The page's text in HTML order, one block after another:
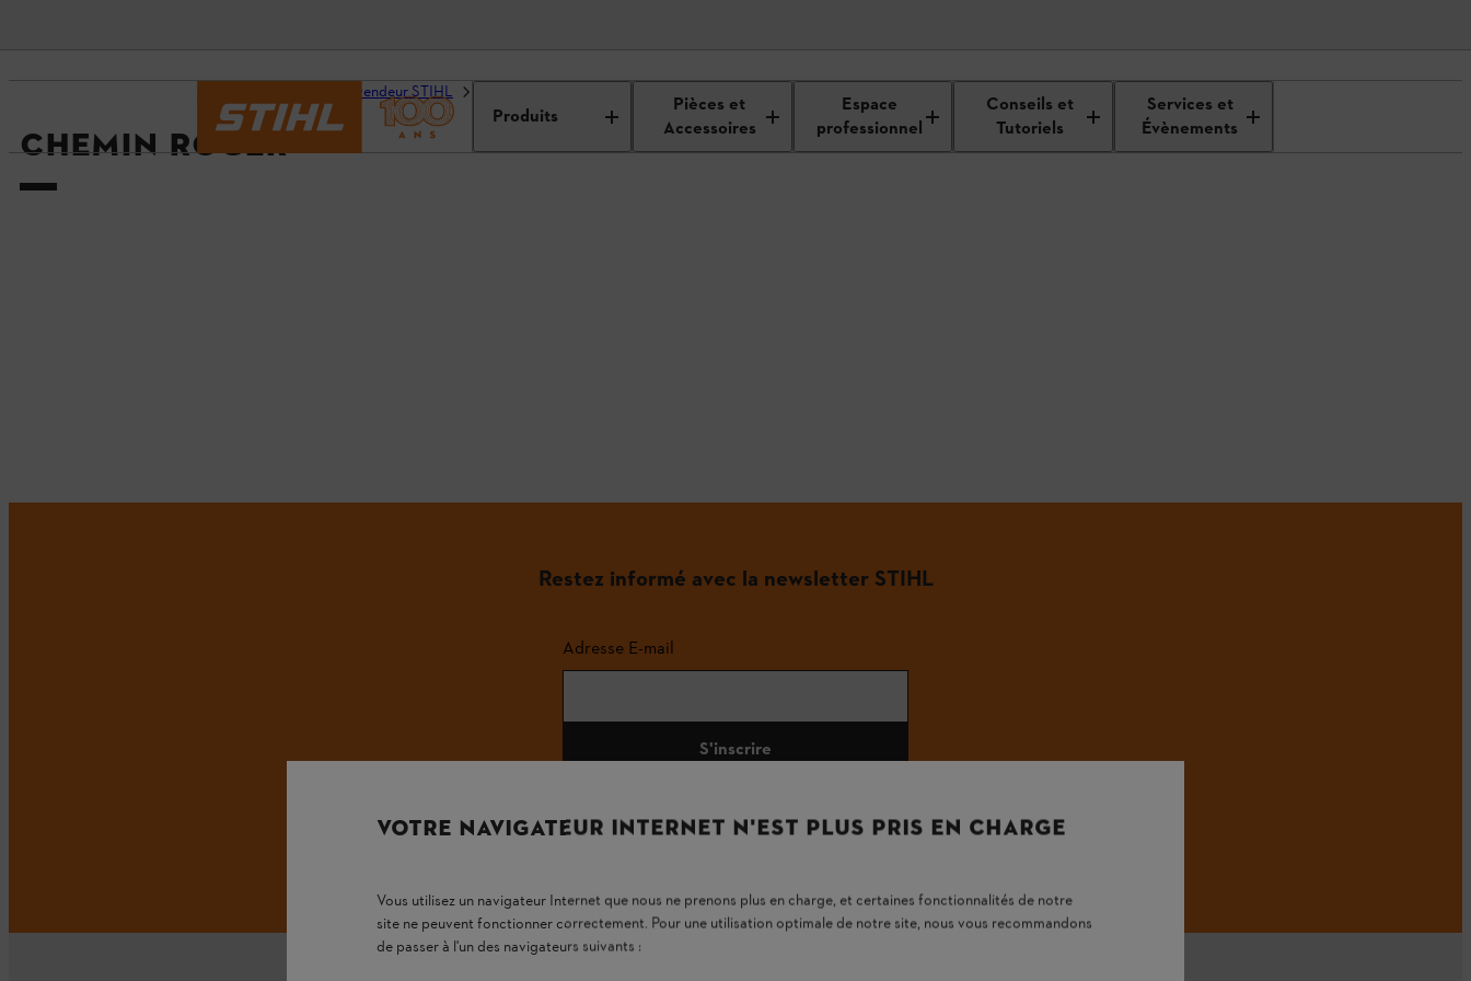
Produits
Pièces et
Accessoires
Espace
professionnel
Conseils et
Tutoriels
Services et
Évènements
Trouvez un revendeur STIHL
CHEMIN ROGER
Restez informé avec la newsletter STIHL
Adresse E-mail
S'inscrire
VOTRE NAVIGATEUR INTERNET N'EST PLUS PRIS EN CHARGE
Vous utilisez un navigateur Internet que nous ne prenons plus en charge, et certaines fonctionnalités de notre
site ne peuvent fonctionner correctement. Pour une utilisation optimale de notre site, nous vous recommandons
de passer à l'un des navigateurs suivants :